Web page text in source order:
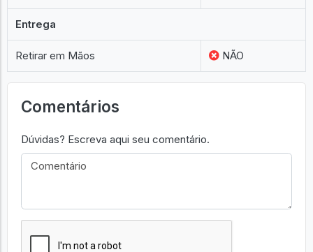
Entrega
Retirar em Mãos NÃO
Comentários
Dúvidas? Escreva aqui seu comentário.